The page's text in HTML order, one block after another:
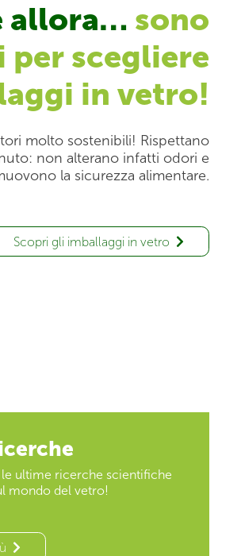
allora… sono
per scegliere
in vetro!
molto sostenibili! Rispettano
non alterano infatti odori e
la sicurezza alimentare.
Scopri gli imballaggi in vetro
le ultime ricerche scientifiche
mondo del vetro!